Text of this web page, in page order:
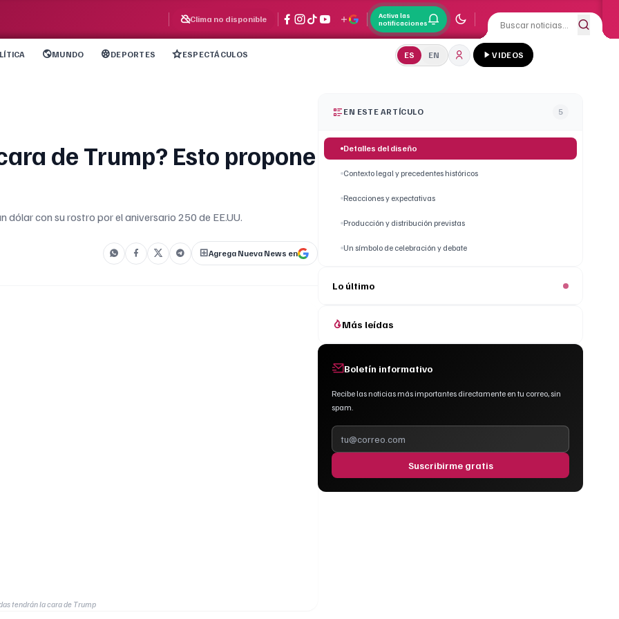
Clima no disponible
Activa las
notificaciones
MUNDO DEPORTES ESPECTÁCULOS ES EN VIDEOS
de Trump? Esto propone
dólar con su rostro por el aniversario 250 de EE.UU.
Agrega Nueva News en
tendrán la cara de Trump
EN ESTE ARTÍCULO 5
Detalles del diseño
Contexto legal y precedentes históricos
Reacciones y expectativas
Producción y distribución previstas
Un símbolo de celebración y debate
Lo último
Más leídas
Boletín informativo
Recibe las noticias más importantes directamente en tu correo, sin
spam.
Suscribirme gratis